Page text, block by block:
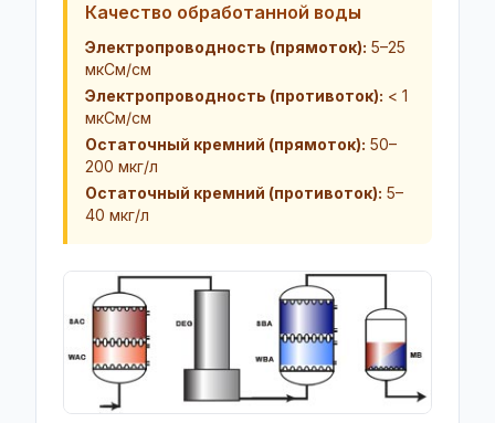
Качество обработанной воды
Электропроводность (прямоток): 5–25
мкСм/см
Электропроводность (противоток): < 1
мкСм/см
Остаточный кремний (прямоток): 50–
200 мкг/л
Остаточный кремний (противоток): 5–
40 мкг/л